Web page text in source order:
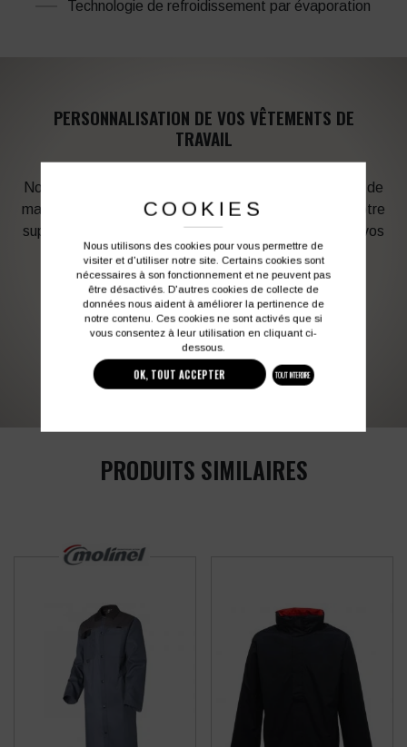
Technologie de refroidissement par évaporation
PERSONNALISATION DE VOS VÊTEMENTS DE
TRAVAIL
Notre graphiste connait les produits et les techniques de
marquage. Elle sera à votre service afin d’optimiser votre
support en fonction des contraintes techniques et de vos
besoins d’image. Profitez de son expérience !
Vous souhaitez avoir plus d’informations ?
03 27 28 87 86 contact@colbleu.fr
PRODUITS SIMILAIRES
COOKIES
Nous utilisons des cookies pour vous permettre de
visiter et d'utiliser notre site. Certains cookies sont
nécessaires à son fonctionnement et ne peuvent pas
être désactivés. D'autres cookies de collecte de
données nous aident à améliorer la pertinence de
notre contenu. Ces cookies ne sont activés que si
vous consentez à leur utilisation en cliquant ci-
dessous.
OK, TOUT ACCEPTER TOUT INTERDIRE